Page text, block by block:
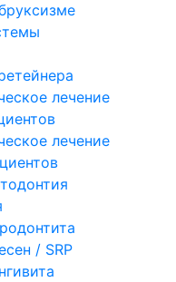
лечение
лечение
/ SRP